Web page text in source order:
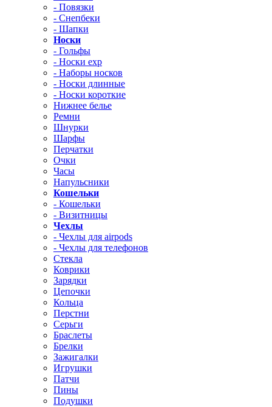
- Повязки
- Снепбеки
- Шапки
Носки
- Гольфы
- Носки exp
- Наборы носков
- Носки длинные
- Носки короткие
Нижнее белье
Ремни
Шнурки
Шарфы
Перчатки
Очки
Часы
Напульсники
Кошельки
- Кошельки
- Визитницы
Чехлы
- Чехлы для airpods
- Чехлы для телефонов
Стекла
Коврики
Зарядки
Цепочки
Кольца
Перстни
Серьги
Браслеты
Брелки
Зажигалки
Игрушки
Патчи
Пины
Подушки